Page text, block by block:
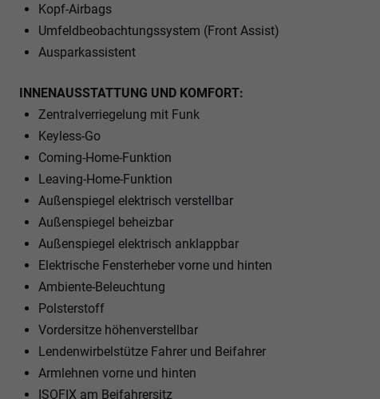
Kopf-Airbags
Umfeldbeobachtungssystem (Front Assist)
Ausparkassistent
INNENAUSSTATTUNG UND KOMFORT:
Zentralverriegelung mit Funk
Keyless-Go
Coming-Home-Funktion
Leaving-Home-Funktion
Außenspiegel elektrisch verstellbar
Außenspiegel beheizbar
Außenspiegel elektrisch anklappbar
Elektrische Fensterheber vorne und hinten
Ambiente-Beleuchtung
Polsterstoff
Vordersitze höhenverstellbar
Lendenwirbelstütze Fahrer und Beifahrer
Armlehnen vorne und hinten
ISOFIX am Beifahrersitz